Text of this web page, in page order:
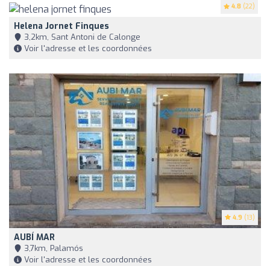
4.8 (22)
Helena Jornet Finques
3,2km, Sant Antoni de Calonge
Voir l'adresse et les coordonnées
4.9 (13)
AUBÍ MAR
3,7km, Palamós
Voir l'adresse et les coordonnées